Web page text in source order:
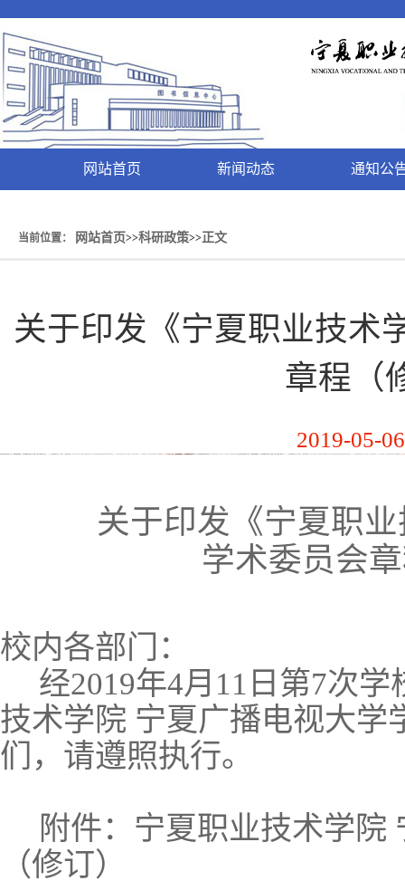
网站首页 新闻动态 通知公
当前位置： 网站首页>>科研政策>>正文
关于印发《宁夏职业技术
章程（
2019-05-
关于印发《宁夏职
学术委员会
校内各部门：
经2019年4月 11 日 第7次学
技术学院 宁夏广播电视大学
们 ，请遵照执行。
附件： 宁夏职业技术学院
（修订）